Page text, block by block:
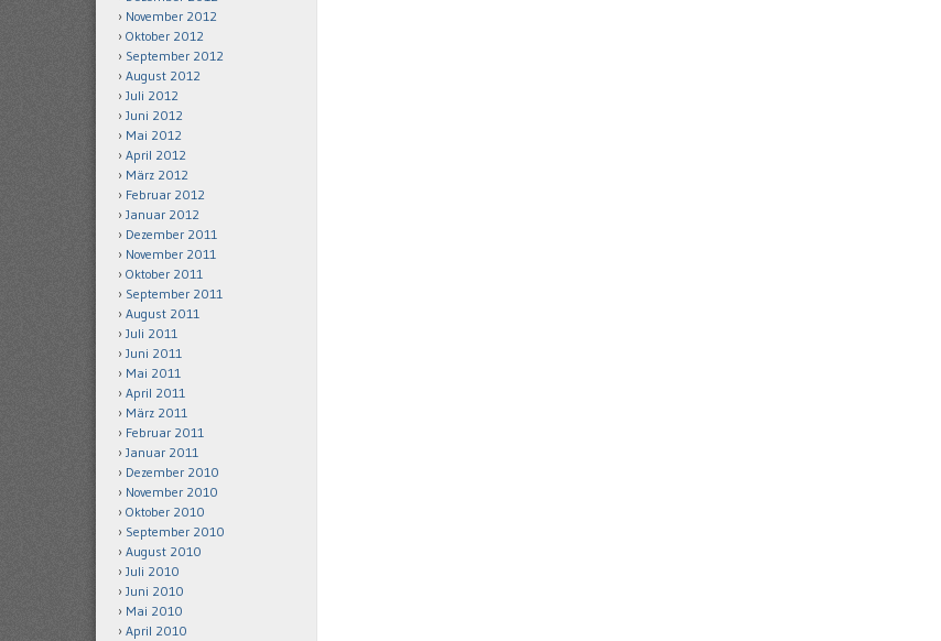
November 2012
Oktober 2012
September 2012
August 2012
Juli 2012
Juni 2012
Mai 2012
April 2012
März 2012
Februar 2012
Januar 2012
Dezember 2011
November 2011
Oktober 2011
September 2011
August 2011
Juli 2011
Juni 2011
Mai 2011
April 2011
März 2011
Februar 2011
Januar 2011
Dezember 2010
November 2010
Oktober 2010
September 2010
August 2010
Juli 2010
Juni 2010
Mai 2010
April 2010